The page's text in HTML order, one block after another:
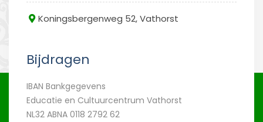
Koningsbergenweg 52, Vathorst
Bijdragen
IBAN Bankgegevens
Educatie en Cultuurcentrum Vathorst
NL32 ABNA 0118 2792 62